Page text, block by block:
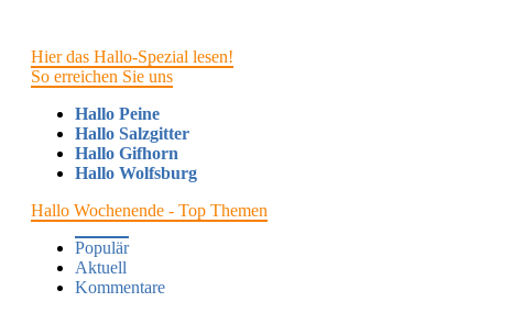
Hier das Hallo-Spezial lesen!
So erreichen Sie uns
Hallo Peine
Hallo Salzgitter
Hallo Gifhorn
Hallo Wolfsburg
Hallo Wochenende - Top Themen
Populär
Aktuell
Kommentare